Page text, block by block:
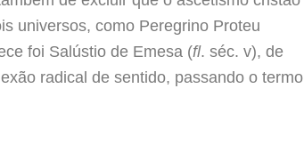
universos, como Peregrino Proteu
foi Salústio de Emesa (fl. séc. v), de
radical de sentido, passando o termo